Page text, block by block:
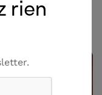
EDEN ?
rien